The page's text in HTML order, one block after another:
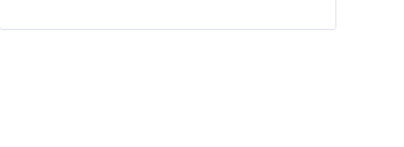
のアプローチを解説します。